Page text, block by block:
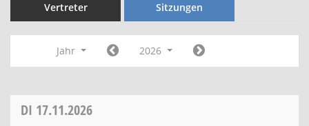
Vertreter Sitzungen
Jahr 2026
DI 17.11.2026